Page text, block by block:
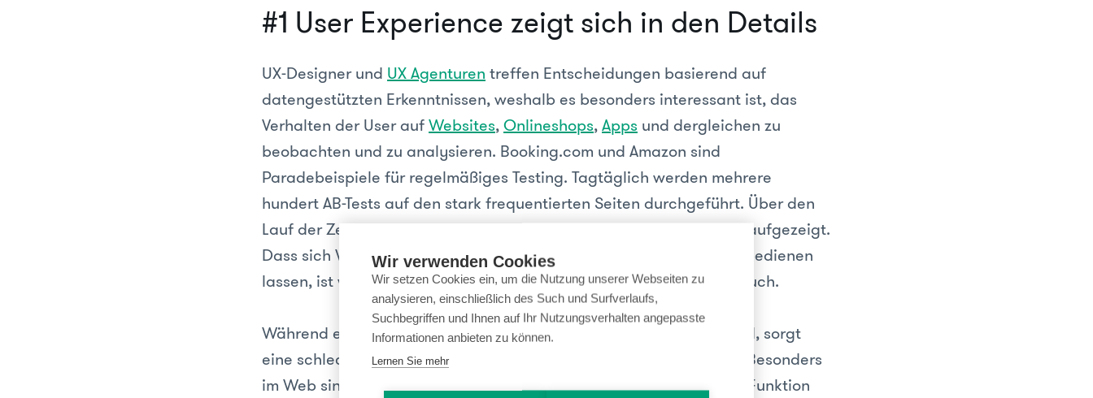
Wir verwenden Cookies
Wir setzen Cookies ein, um die Nutzung unserer Webseiten zu
analysieren, einschließlich des Such und Surfverlaufs,
Suchbegriffen und Ihnen auf Ihr Nutzungsverhalten angepasste
Informationen anbieten zu können.
Lernen Sie mehr
#1 User Experience zeigt sich in den Details
UX-Designer und UX Agenturen treffen Entscheidungen basierend auf
datengestützten Erkenntnissen, weshalb es besonders interessant ist, das
Verhalten der User aufWebsites,Onlineshops,Apps und dergleichen zu
beobachten und zu analysieren. Booking.com und Amazon sind
Paradebeispiele für regelmäßiges Testing. Tagtäglich werden mehrere
hundert AB-Tests auf den stark frequentierten Seiten durchgeführt. Über den
Lauf der Zeit haben die Erkenntnisse aus den Tests viele Parallelen aufgezeigt.
Dass sich Webportale häufig sehr ähnlich sehen oder sich ähnlich bedienen
lassen, ist weder ein Zufall, noch ein offensichtlicher Imitationsversuch.
Während eine gute Usability oft nicht bewusst wahrgenommen wird, sorgt
eine schlechte Usability im Nu für Frustration und Ärger beim User. Besonders
im Web sind User schnell irritiert oder verunsichert, wenn sich eine Funktion